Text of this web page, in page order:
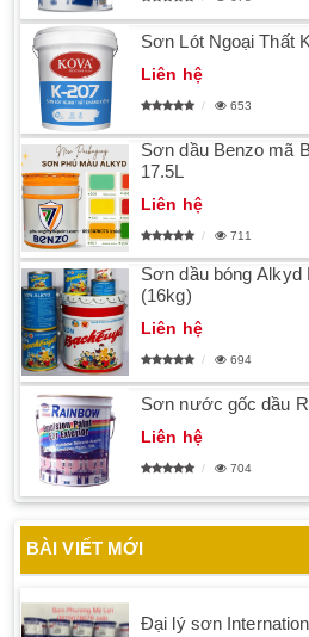
Sơn Lót Ngoại Thất
Liên hệ
653
Sơn dầu Benzo mã
17.5L
Liên hệ
711
Sơn dầu bóng Alkyd
(16kg)
Liên hệ
694
Liên hệ
704
BÀI VIẾT MỚI
Đại lý sơn